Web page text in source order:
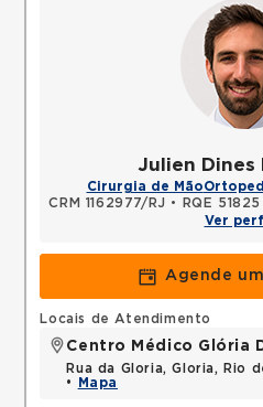
Julien Dines
Cirurgia de Mão
CRM 1162977/RJ • RQE 51825
Ver
Agende
Locais de Atendimento
Centro Médico Glória
Rua da Gloria, Gloria, Rio
•
Mapa